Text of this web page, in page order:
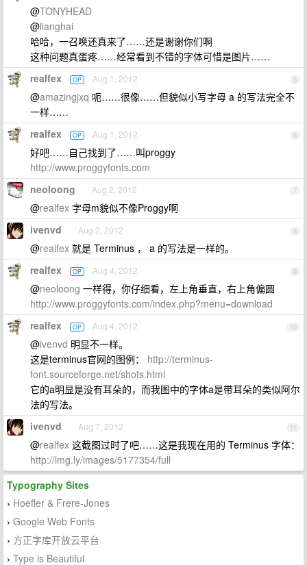
@TONYHEAD
@lianghai
哈哈，一召唤还真来了……还是谢谢你们啊
这种问题真蛋疼……经常看到不错的字体可惜是图片……
5
realfex OP Aug 1, 2012
@amazingjxq 呃……很像……但貌似小写字母 a 的写法完全不
一样……
6
realfex OP Aug 1, 2012
好吧……自己找到了……叫proggy
http://www.proggyfonts.com
7
neoloong Aug 2, 2012
@realfex 字母m貌似不像Proggy啊
8
ivenvd Aug 2, 2012
@realfex 就是 Terminus ， a 的写法是一样的。
9
realfex OP Aug 4, 2012
@neoloong 一样得，你仔细看，左上角垂直，右上角偏圆
http://www.proggyfonts.com/index.php?menu=download
10
realfex OP Aug 4, 2012
@ivenvd 明显不一样。
这是terminus官网的图例： http://terminus-
font.sourceforge.net/shots.html
它的a明显是没有耳朵的，而我图中的字体a是带耳朵的类似阿尔
法的写法。
11
ivenvd Aug 7, 2012
@realfex 这截图过时了吧……这是我现在用的 Terminus 字体：
http://img.ly/images/5177354/full
Typography Sites
› Hoefler & Frere-Jones
› Google Web Fonts
› 方正字库开放云平台
› Type is Beautiful